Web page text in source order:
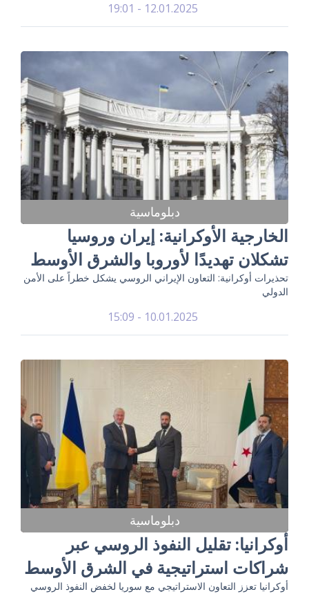
12.01.2025 - 19:01
دبلوماسية
الخارجية الأوكرانية: إيران وروسيا
تشكلان تهديدًا لأوروبا والشرق الأوسط
تحذيرات أوكرانية: التعاون الإيراني الروسي يشكل خطراً على الأمن
الدولي
10.01.2025 - 15:09
دبلوماسية
أوكرانيا: تقليل النفوذ الروسي عبر
شراكات استراتيجية في الشرق الأوسط
أوكرانيا تعزز التعاون الاستراتيجي مع سوريا لخفض النفوذ الروسي